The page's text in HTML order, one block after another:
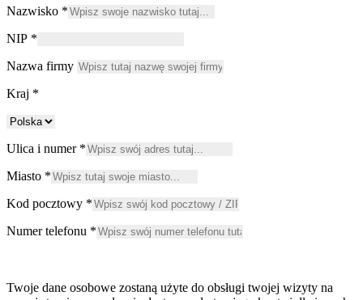
Nazwisko *
NIP *
Nazwa firmy
Kraj *
Ulica i numer *
Miasto *
Kod pocztowy *
Numer telefonu *
Twoje dane osobowe zostaną użyte do obsługi twojej wizyty na